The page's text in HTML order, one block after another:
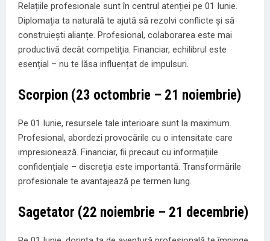
Relațiile profesionale sunt în centrul atenției pe 01 Iunie.
Diplomația ta naturală te ajută să rezolvi conflicte și să
construiești alianțe. Profesional, colaborarea este mai
productivă decât competiția. Financiar, echilibrul este
esențial – nu te lăsa influențat de impulsuri.
Scorpion (23 octombrie – 21 noiembrie)
Pe 01 Iunie, resursele tale interioare sunt la maximum.
Profesional, abordezi provocările cu o intensitate care
impresionează. Financiar, fii precaut cu informațiile
confidențiale – discreția este importantă. Transformările
profesionale te avantajează pe termen lung.
Sagetator (22 noiembrie – 21 decembrie)